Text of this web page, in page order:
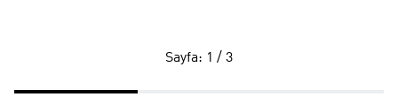
Sayfa: 1 / 3